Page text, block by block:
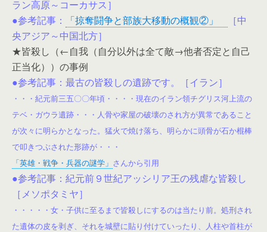
ラン高原～コーカサス］
●参考記事：
「掠奪闘争と部族大移動の概観②」
［中
央アジア～中国北方］
★皆殺し（←自我（自分以外は全て敵→他者否定と自己
正当化））の事例
●参考記事：最古の皆殺しの遺跡です。［イラン］
・・・紀元前三五〇〇年頃・・・・現在のイラン領チグリス河上流の
テベ・ガウラ遺跡・・・人骨や家屋の破壊のされ方が異常であること
が次々に明らかとなった。猛火で焼け落ち、明らかに頭骨が石か棍棒
で叩きつぶされた形跡が・・・
「英雄・戦争・兵器の謎学」 さんから引用
●参考記事：紀元前９世紀アッシリア王の残虐な皆殺し
［メソポタミヤ］
・・・・・女・子供に至るまで皆殺しにするのは当たり前。処刑され
た遺体の皮を剥ぎ、それを城壁に貼り付けていったり、人柱や首柱が